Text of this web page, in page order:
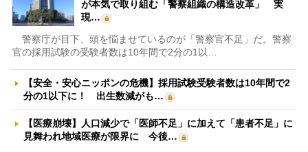
が本気で取り組む「警察組織の構造改革」 実
現…
警察庁が目下、頭を悩ませているのが「警察官不足」だ。警察
官の採用試験の受験者数は10年間で2分の1以…
【安全・安心ニッポンの危機】採用試験受験者数は10年間で2
分の1以下に！ 出生数減がも…
【医療崩壊】人口減少で「医師不足」に加えて「患者不足」に
見舞われ地域医療が限界に 今後…